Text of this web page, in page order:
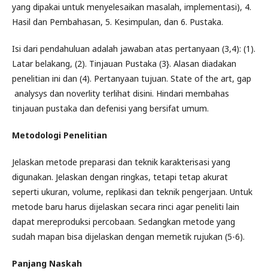
yang dipakai untuk menyelesaikan masalah, implementasi), 4.
Hasil dan Pembahasan, 5. Kesimpulan, dan 6. Pustaka.
Isi dari pendahuluan adalah jawaban atas pertanyaan (3,4): (1).
Latar belakang, (2). Tinjauan Pustaka (3}. Alasan diadakan
penelitian ini dan (4). Pertanyaan tujuan. State of the art, gap
analysys dan noverlity terlihat disini. Hindari membahas
tinjauan pustaka dan defenisi yang bersifat umum.
Metodologi Penelitian
Jelaskan metode preparasi dan teknik karakterisasi yang
digunakan. Jelaskan dengan ringkas, tetapi tetap akurat
seperti ukuran, volume, replikasi dan teknik pengerjaan. Untuk
metode baru harus dijelaskan secara rinci agar peneliti lain
dapat mereproduksi percobaan. Sedangkan metode yang
sudah mapan bisa dijelaskan dengan memetik rujukan (5-6).
Panjang Naskah